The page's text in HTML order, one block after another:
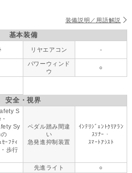
装備説明／用語解説
基本装備
リヤエアコン -
パワーウィンド
ウ
○
安全・視界
S
Sy
ｾｰﾌﾃｨ
・歩行
ペダル踏み間違
い
急発進抑制装置
ｲﾝﾃﾘｼﾞｪﾝﾄｸﾘｱﾗﾝ
ｽｿﾅｰ・
ｽﾏｰﾄｱｼｽﾄ
先進ライト ○